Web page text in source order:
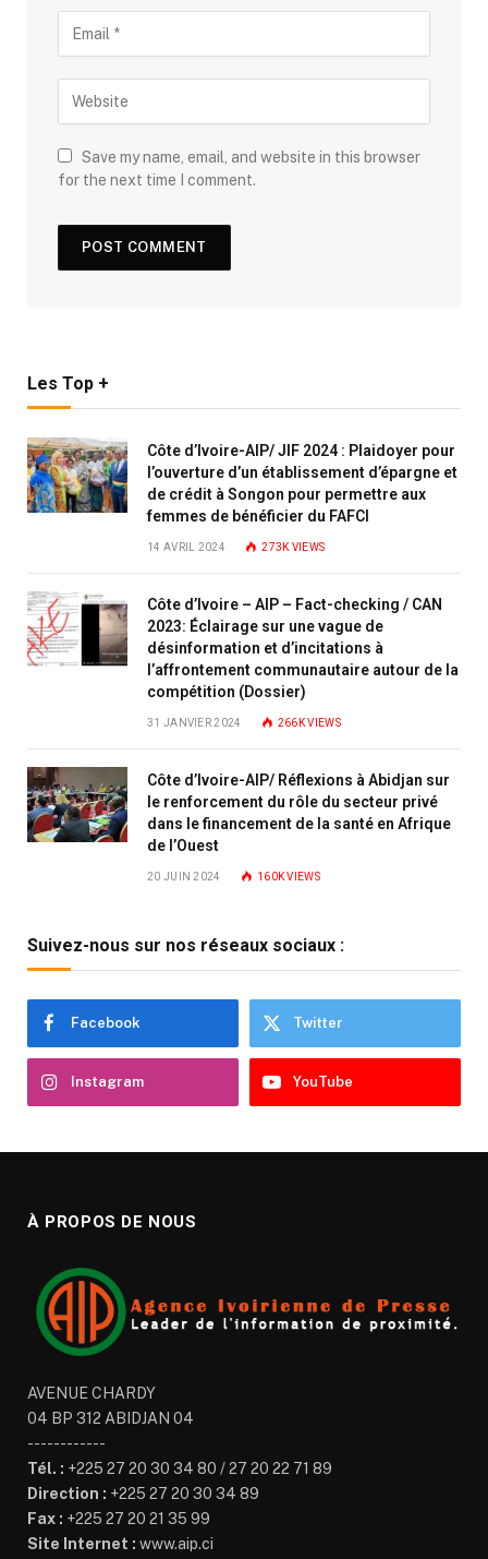
Save my name, email, and website in this browser
for the next time I comment.
Les Top +
Côte d’Ivoire-AIP/ JIF 2024 : Plaidoyer pour
l’ouverture d’un établissement d’épargne et
de crédit à Songon pour permettre aux
femmes de bénéficier du FAFCI
14 AVRIL 2024 273K VIEWS
Côte d’Ivoire – AIP – Fact-checking / CAN
2023: Éclairage sur une vague de
désinformation et d’incitations à
l’affrontement communautaire autour de la
compétition (Dossier)
31 JANVIER 2024 266KVIEWS
Côte d’Ivoire-AIP/ Réflexions à Abidjan sur
le renforcement du rôle du secteur privé
dans le financement de la santé en Afrique
de l’Ouest
20 JUIN 2024 160KVIEWS
Suivez-nous sur nos réseaux sociaux :
Facebook Twitter
Instagram YouTube
À PROPOS DE NOUS
AVENUE CHARDY
04 BP 312 ABIDJAN 04
------------
Tél. : +225 27 20 30 34 80 / 27 20 22 71 89
Direction : +225 27 20 30 34 89
Fax : +225 27 20 21 35 99
Site Internet : www.aip.ci